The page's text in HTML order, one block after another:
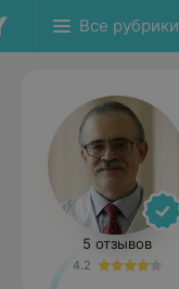
Все рубрики
5 отзывов
4.2